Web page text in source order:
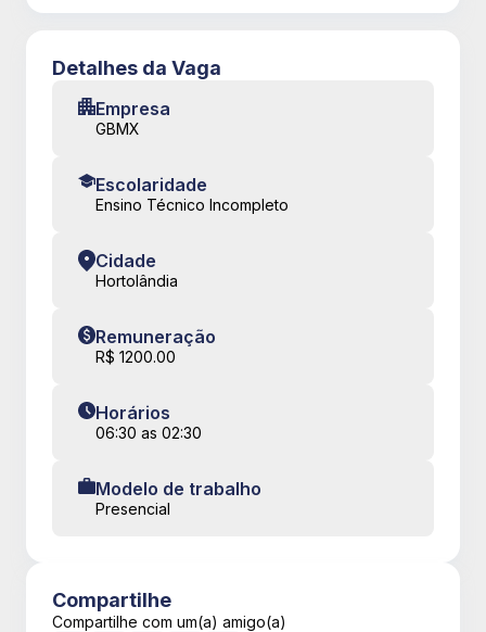
Detalhes da Vaga
Empresa
GBMX
Escolaridade
Ensino Técnico Incompleto
Cidade
Hortolândia
Remuneração
R$ 1200.00
Horários
06:30 as 02:30
Modelo de trabalho
Presencial
Compartilhe
Compartilhe com um(a) amigo(a)